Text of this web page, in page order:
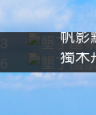
帆影
獨木